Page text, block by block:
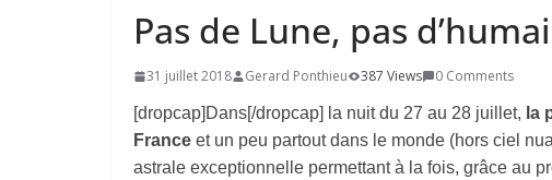
Pas de Lune, pas
31 juillet 2018 Gerard Ponthieu 387 Views
0 Comments
[dropcap]Dans[/dropcap] la nuit du 27 au 28 juillet, la
France et un peu partout dans le monde (hors ciel
astrale exceptionnelle permettant à la fois, grâce au